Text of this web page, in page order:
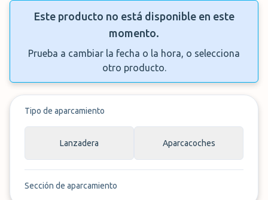
Este producto no está disponible en este
momento.
Prueba a cambiar la fecha o la hora, o selecciona
otro producto.
Tipo de aparcamiento
Lanzadera Aparcacoches
Sección de aparcamiento